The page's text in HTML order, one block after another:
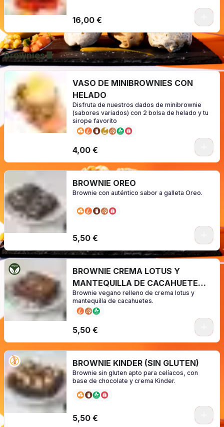
16,00 €
Brownies🍫
VASO DE MINIBROWNIES CON
HELADO
Disfruta de nuestros dados de minibrownie
(sabores variados) con 2 bolsa de helado y tu
sirope favorito
4,00 €
BROWNIE OREO
Brownie con auténtico sabor a galleta Oreo.
5,50 €
BROWNIE CREMA LOTUS Y
MANTEQUILLA DE CACAHUETE
(Vegano)
Brownie vegano relleno de crema lotus y
mantequilla de cacahuetes.
5,50 €
BROWNIE KINDER (SIN GLUTEN)
Brownie sin gluten apto para celíacos, con
base de chocolate y crema Kinder.
5,50 €